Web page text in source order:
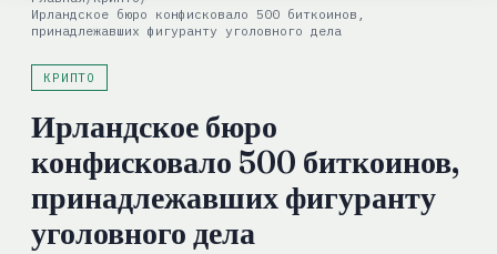
Ирландское бюро конфисковало 500 биткоинов,
принадлежавших фигуранту уголовного дела
КРИПТО
Ирландское бюро
конфисковало 500 биткоинов,
принадлежавших фигуранту
уголовного дела